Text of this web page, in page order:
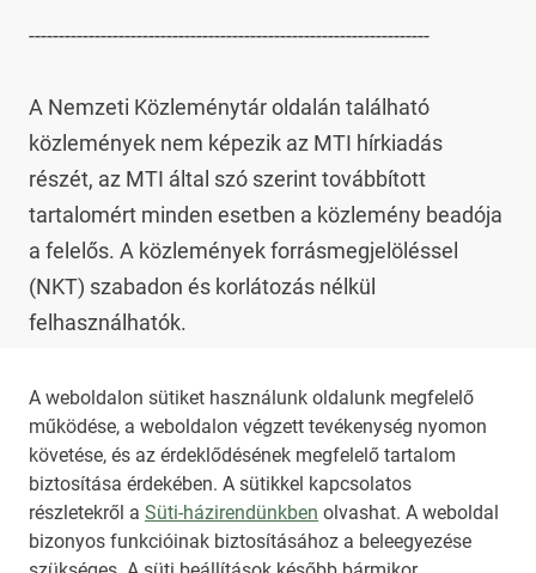
A weboldalon sütiket használunk oldalunk megfelelő
működése, a weboldalon végzett tevékenység nyomon
követése, és az érdeklődésének megfelelő tartalom
biztosítása érdekében. A sütikkel kapcsolatos
részletekről a Süti-házirendünkben olvashat. A weboldal
bizonyos funkcióinak biztosításához a beleegyezése
-------------------------------------------------------------------
A Nemzeti Közleménytár oldalán található
közlemények nem képezik az MTI hírkiadás
részét, az MTI által szó szerint továbbított
tartalomért minden esetben a közlemény beadója
a felelős. A közlemények forrásmegjelöléssel
(NKT) szabadon és korlátozás nélkül
felhasználhatók.
Az NKT szolgáltatással kapcsolatban további
információt az nkt@dunamsz.hu elektronikus
levelező címen kaphat.
HIRADO.HU MEDIAKLIKK.HU